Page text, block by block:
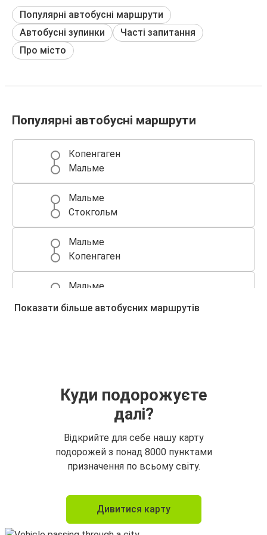
Популярні автобусні маршрути
Автобусні зупинки
Часті запитання
Про місто
Популярні автобусні маршрути
Копенгаген
Мальме
Мальме
Стокгольм
Мальме
Копенгаген
Мальме
Мальме
Стокгольм
Мальме
Мальме
Показати більше автобусних маршрутів
Куди подорожуєте
далі?
Відкрийте для себе нашу карту
подорожей з понад 8000 пунктами
призначення по всьому світу.
Дивитися карту